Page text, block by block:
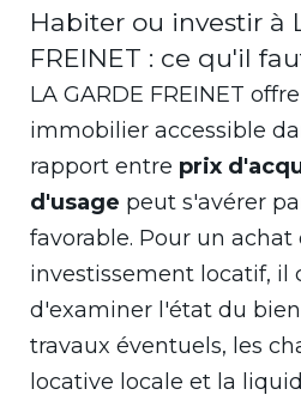
Habiter ou investir à
FREINET : ce qu'il
LA GARDE FREINET
immobilier accessible
rapport entre prix
d'usage peut s'avérer
favorable. Pour un achat
investissement locatif, il
d'examiner l'état du
travaux éventuels, les
locative locale et la